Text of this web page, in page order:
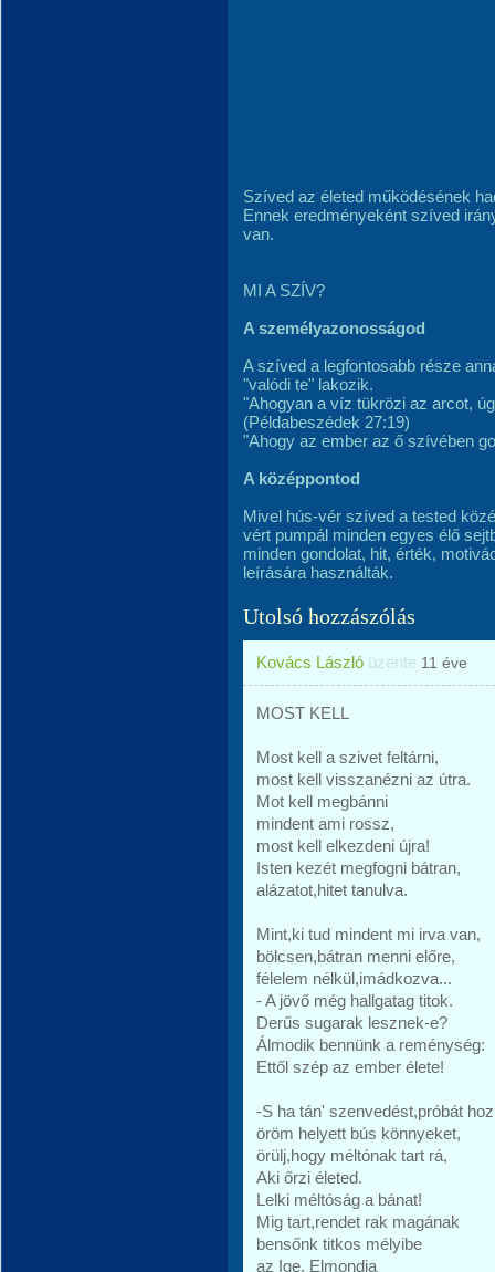
Szíved az életed működésének
Ennek eredményeként szíved
van.
MI A SZÍV?
A személyazonosságod
A szíved a legfontosabb része
"valódi te" lakozik.
"Ahogyan a víz tükrözi az arcot,
(Példabeszédek 27:19)
"Ahogy az ember az ő szívében
A középpontod
Mivel hús-vér szíved a tested
vért pumpál minden egyes élő
minden gondolat, hit, érték,
leírására használták.
Utolsó hozzászólás
Kovács László üzente 11 éve
MOST KELL
Most kell a szivet feltárni,
most kell visszanézni az útra.
Mot kell megbánni
mindent ami rossz,
most kell elkezdeni újra!
Isten kezét megfogni bátran,
alázatot,hitet tanulva.
Mint,ki tud mindent mi irva van,
bölcsen,bátran menni előre,
félelem nélkül,imádkozva...
- A jövő még hallgatag titok.
Derűs sugarak lesznek-e?
Álmodik bennünk a reménység:
Ettől szép az ember élete!
-S ha tán' szenvedést,próbát
öröm helyett bús könnyeket,
örülj,hogy méltónak tart rá,
Aki őrzi életed.
Lelki méltóság a bánat!
Mig tart,rendet rak magának
bensőnk titkos mélyibe
az Ige. Elmondja